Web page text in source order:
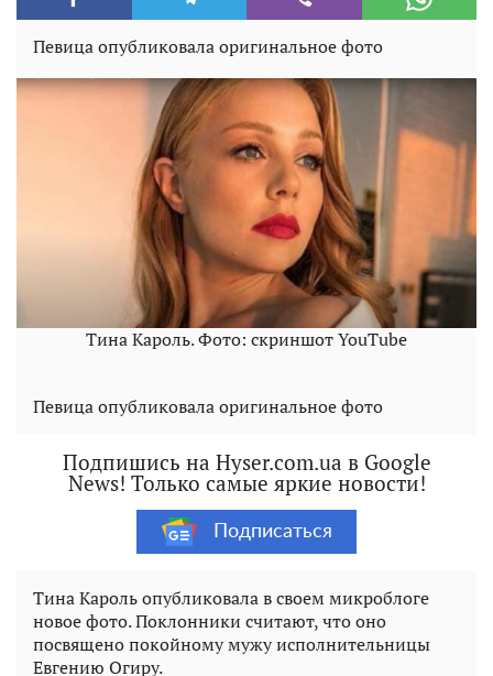
Певица опубликовала оригинальное фото
Тина Кароль. Фото: скриншот YouTube
Певица опубликовала оригинальное фото
Подпишись на Hyser.com.ua в Google
News! Только самые яркие новости!
Подписаться
Тина Кароль опубликовала в своем микроблоге
новое фото. Поклонники считают, что оно
посвящено покойному мужу исполнительницы
Евгению Огиру.